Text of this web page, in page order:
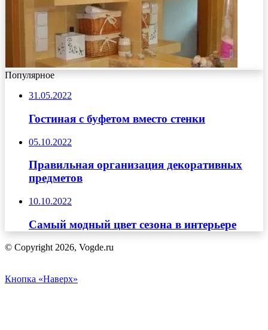
Популярное
31.05.2022
Гостиная с буфетом вместо стенки
05.10.2022
Правильная организация декоративных
предметов
10.10.2022
Самый модный цвет сезона в интерьере
© Copyright 2026, Vogde.ru
Кнопка «Наверх»